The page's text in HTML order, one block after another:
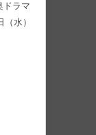
ドラマ
水）